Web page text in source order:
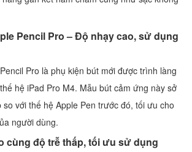
Pencil Pro – Độ nhạy cao, sử dụng
Pro là phụ kiện bút mới được trình làng
hệ iPad Pro M4. Mẫu bút cảm ứng này sở
với thế hệ Apple Pen trước đó, tối ưu cho
người dùng.
cùng độ trễ thấp, tối ưu sử dụng